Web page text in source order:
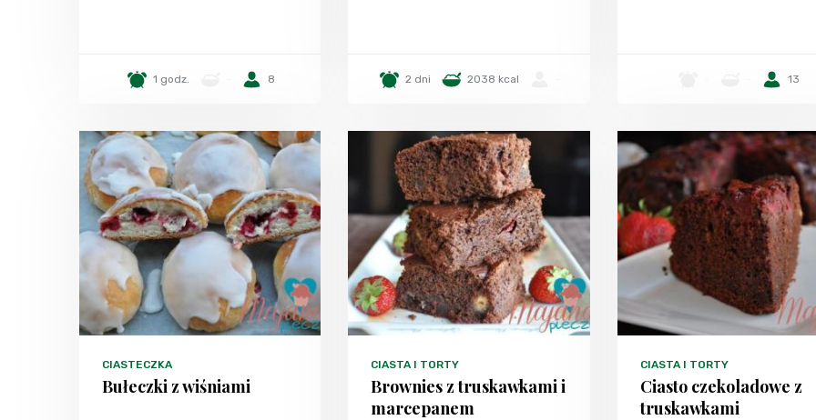
1 godz. 8 2 dni 2038 kcal 13
CIASTECZKA
Bułeczki z wiśniami
CIASTA I TORTY
Brownies z truskawkami i
marcepanem
CIASTA I TORTY
Ciasto czekoladowe z
truskawkami